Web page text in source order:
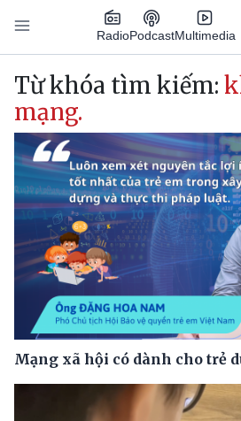
Nhảy đến nội dung
RadioPodcastMultimedia
Main navigation
Từ khóa tìm kiếm:
mạng.
Mạng xã hội có dành cho trẻ